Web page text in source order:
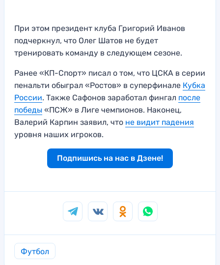
При этом президент клуба Григорий Иванов
подчеркнул, что Олег Шатов не будет
тренировать команду в следующем сезоне.
Ранее «КП-Спорт» писал о том, что ЦСКА в серии
пенальти обыграл «Ростов» в суперфинале Кубка
России. Также Сафонов заработал фингал после
победы «ПСЖ» в Лиге чемпионов. Наконец,
Валерий Карпин заявил, что не видит падения
уровня наших игроков.
Подпишись на нас в Дзене!
Футбол